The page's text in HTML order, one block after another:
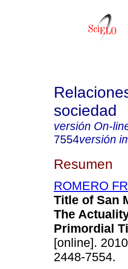
sociedad
versión On-
7554versión
Resumen
ROMERO
Title of San
The
Primordial
[online].
2448-7554.